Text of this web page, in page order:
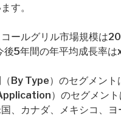
す。
ールグリル市場規模は
5年間の年平均成長率は
By Type）のセグメント
）のセグメン
、カナダ、メキシコ、ヨ